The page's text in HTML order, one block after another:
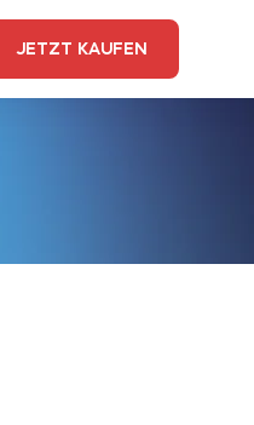
JETZT KAUFEN